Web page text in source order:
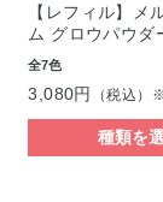
【レフィル】メ
ム グロウパウダ
全7色
3,080円 （税込）
種類を